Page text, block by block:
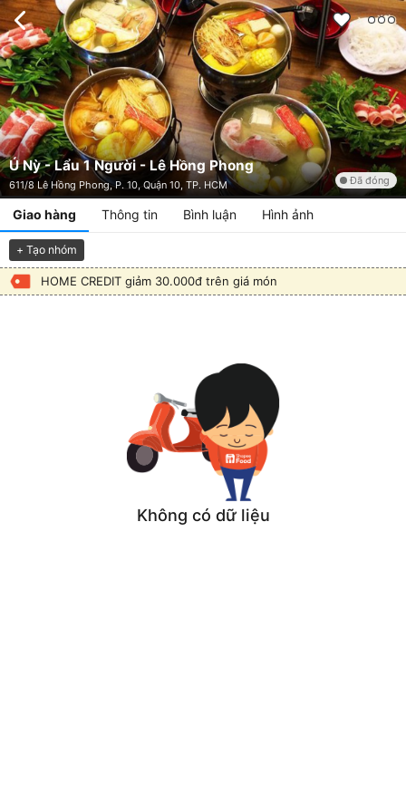
Ú Nỳ - Lẩu 1 Người - Lê Hồng Phong
611/8 Lê Hồng Phong, P. 10, Quận 10, TP. HCM Đã đóng
Giao hàng Thông tin Bình luận Hình ảnh
+ Tạo nhóm
HOME CREDIT giảm 30.000đ trên giá món
Không có dữ liệu